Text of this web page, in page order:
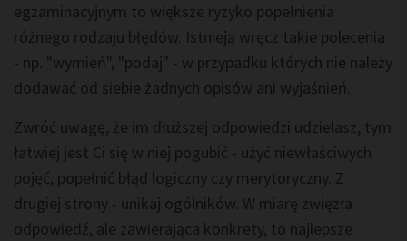
egzaminacyjnym to większe ryzyko popełnienia
różnego rodzaju błędów. Istnieją wręcz takie polecenia
- np. "wymień", "podaj" - w przypadku których nie należy
dodawać od siebie żadnych opisów ani wyjaśnień.
Zwróć uwagę, że im dłuższej odpowiedzi udzielasz, tym
łatwiej jest Ci się w niej pogubić - użyć niewłaściwych
pojęć, popełnić błąd logiczny czy merytoryczny. Z
drugiej strony - unikaj ogólników. W miarę zwięzła
odpowiedź, ale zawierająca konkrety, to najlepsze